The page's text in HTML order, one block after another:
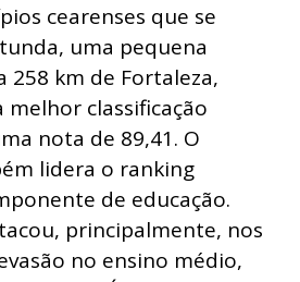
cearenses que se
uma pequena
258 km de Fortaleza,
classificação
nota de 89,41. O
lidera o ranking
de educação.
principalmente, nos
no ensino médio,